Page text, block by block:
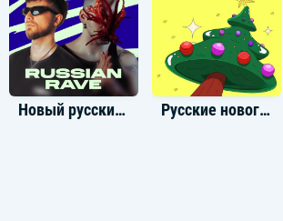
Новый русский рейв Русские новогодние треки